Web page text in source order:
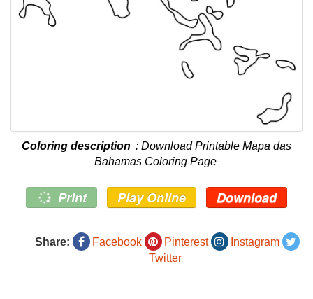
Coloring description : Download Printable Mapa das
Bahamas Coloring Page
Print Play Online Download
Share: Facebook Pinterest
Instagram
Twitter